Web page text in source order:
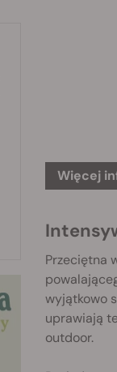
Więcej
Przeciętna
wyjątkowo
uprawiają
outdoor.